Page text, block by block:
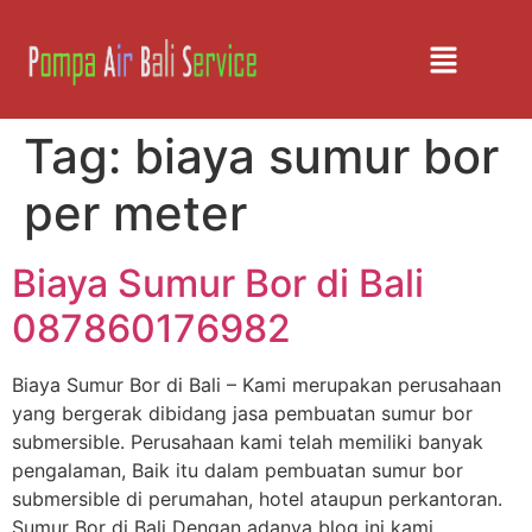
Tag: biaya sumur bor
per meter
Biaya Sumur Bor di Bali
087860176982
Biaya Sumur Bor di Bali – Kami merupakan perusahaan
yang bergerak dibidang jasa pembuatan sumur bor
submersible. Perusahaan kami telah memiliki banyak
pengalaman, Baik itu dalam pembuatan sumur bor
submersible di perumahan, hotel ataupun perkantoran.
Sumur Bor di Bali Dengan adanya blog ini kami